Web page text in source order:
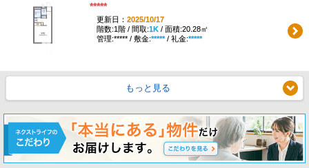
*****
更新日： 2025/10/17
階数:1階 / 間取:1K/ 面積:20.28㎡
管理:***** / 敷金:*****/ 礼金:*****
もっと見る